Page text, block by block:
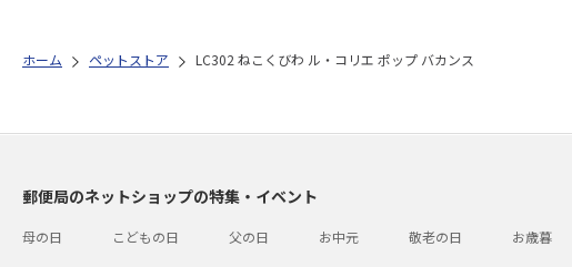
ホーム ペットストア LC302 ねこくびわ ル・コリエ ポップ バカンス
郵便局のネットショップの特集・イベント
母の日 こどもの日 父の日 お中元 敬老の日 お歳暮